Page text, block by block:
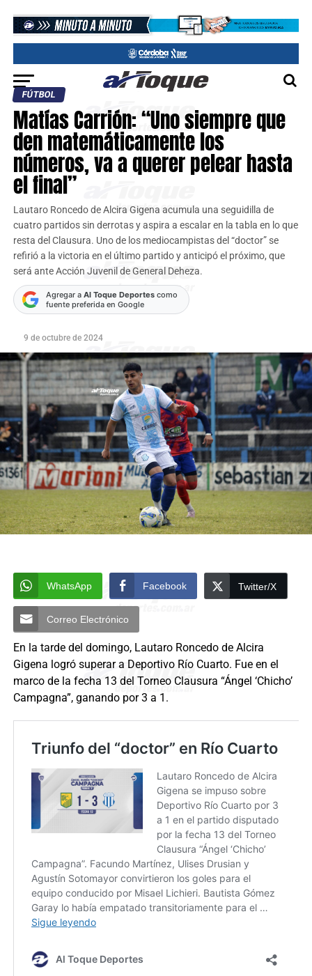
FÚTBOL
Matías Carrión: “Uno siempre que
den matemáticamente los
números, va a querer pelear hasta
el final”
Lautaro Roncedo de Alcira Gigena acumula una seguidilla de
cuatro partidos sin derrotas y aspira a escalar en la tabla en lo que
resta del Clausura. Uno de los mediocampistas del “doctor” se
refirió a la victoria en el último partido y anticipó el próximo, que
será ante Acción Juvenil de General Deheza.
Agregar a Al Toque Deportescomo
fuente preferida en Google
9 de octubre de 2024
WhatsApp Facebook Twitter/X
Correo Electrónico
En la tarde del domingo, Lautaro Roncedo de Alcira
Gigena logró superar a Deportivo Río Cuarto. Fue en el
marco de la fecha 13 del Torneo Clausura “Ángel ‘Chicho’
Campagna”, ganando por 3 a 1.